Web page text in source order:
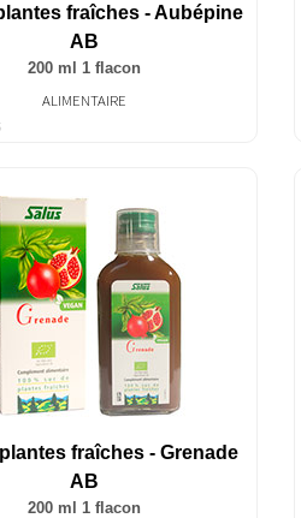
fraîches - Aubépine
AB
200 ml 1 flacon
ALIMENTAIRE
fraîches - Grenade
AB
200 ml 1 flacon